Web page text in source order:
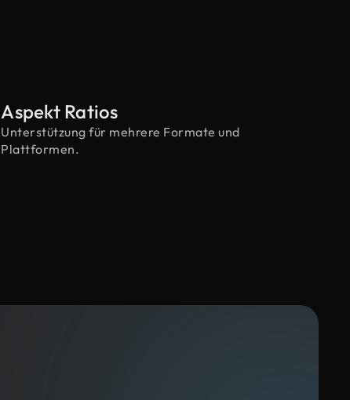
Aspekt Ratios
Unterstützung für mehrere Formate und
Plattformen.